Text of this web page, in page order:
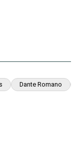
Dante Romano